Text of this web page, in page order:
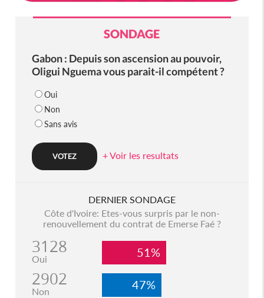
SONDAGE
Gabon : Depuis son ascension au pouvoir,
Oligui Nguema vous parait-il compétent ?
Oui
Non
Sans avis
+ Voir les resultats
DERNIER SONDAGE
Côte d'Ivoire: Etes-vous surpris par le non-
renouvellement du contrat de Emerse Faé ?
3128
Oui 51%
2902
Non 47%